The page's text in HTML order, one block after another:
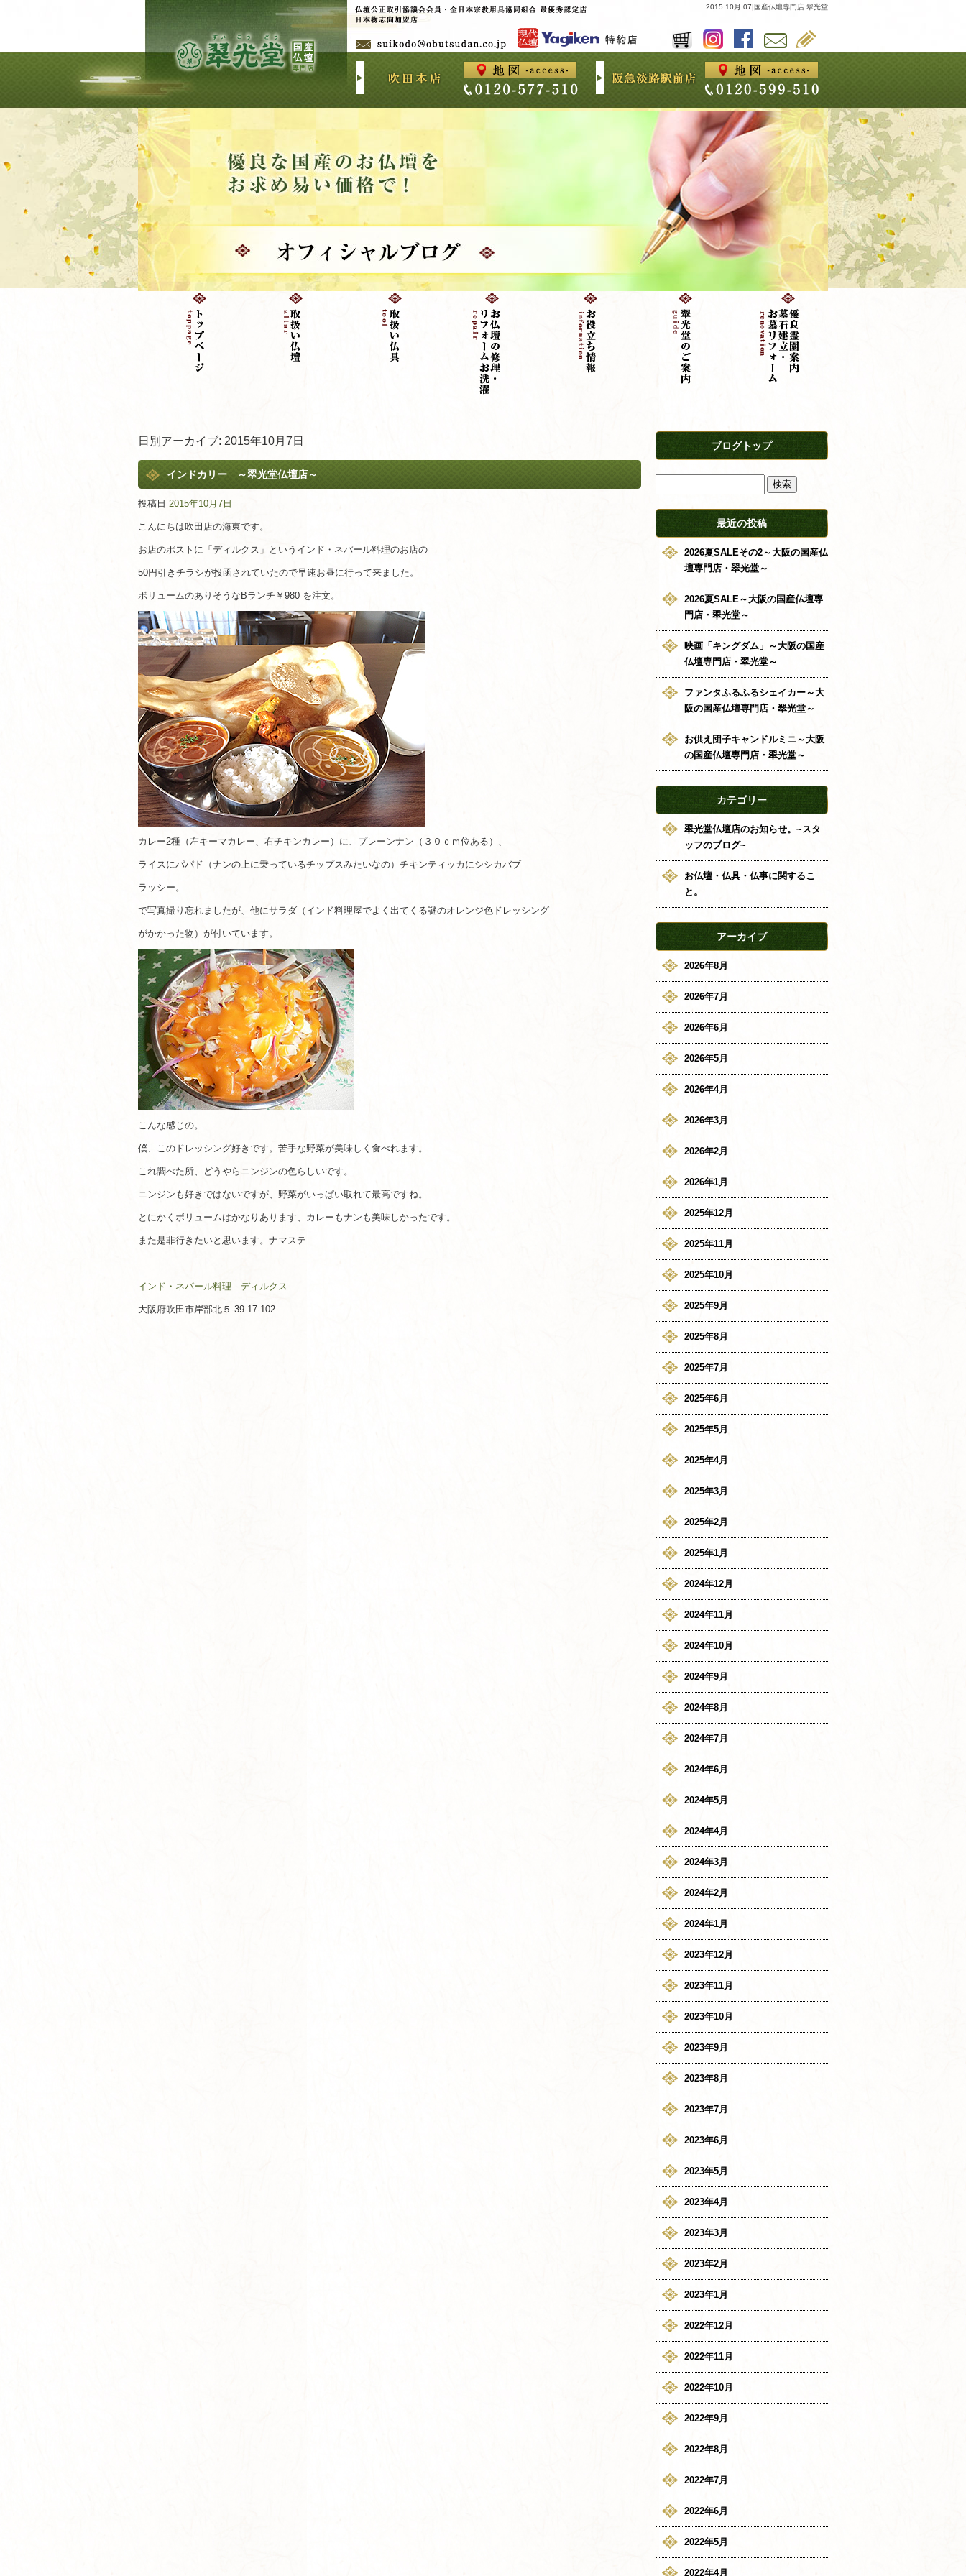
2015 10月 07|国産仏壇専門店 翠光堂
日別アーカイブ: 2015年10月7日
インドカリー ～翠光堂仏壇店～
投稿日 2015年10月7日
こんにちは吹田店の海東です。
お店のポストに「ディルクス」というインド・ネパール料理のお店の
50円引きチラシが投函されていたので早速お昼に行って来ました。
ボリュームのありそうなBランチ￥980 を注文。
カレー2種（左キーマカレー、右チキンカレー）に、プレーンナン（３０ｃｍ位ある）、
ライスにパパド（ナンの上に乗っているチップスみたいなの）チキンティッカにシシカバブ
ラッシー。
で写真撮り忘れましたが、他にサラダ（インド料理屋でよく出てくる謎のオレンジ色ドレッシング
がかかった物）が付いています。
こんな感じの。
僕、このドレッシング好きです。苦手な野菜が美味しく食べれます。
これ調べた所、どうやらニンジンの色らしいです。
ニンジンも好きではないですが、野菜がいっぱい取れて最高ですね。
とにかくボリュームはかなりあります、カレーもナンも美味しかったです。
また是非行きたいと思います。ナマステ
インド・ネパール料理 ディルクス
大阪府吹田市岸部北５-39-17-102
ブログトップ
最近の投稿
2026夏SALEその2～大阪の国産仏
壇専門店・翠光堂～
2026夏SALE～大阪の国産仏壇専
門店・翠光堂～
映画「キングダム」～大阪の国産
仏壇専門店・翠光堂～
ファンタふるふるシェイカー～大
阪の国産仏壇専門店・翠光堂～
お供え団子キャンドルミニ～大阪
の国産仏壇専門店・翠光堂～
カテゴリー
翠光堂仏壇店のお知らせ。~スタ
ッフのブログ~
お仏壇・仏具・仏事に関するこ
と。
アーカイブ
2026年8月
2026年7月
2026年6月
2026年5月
2026年4月
2026年3月
2026年2月
2026年1月
2025年12月
2025年11月
2025年10月
2025年9月
2025年8月
2025年7月
2025年6月
2025年5月
2025年4月
2025年3月
2025年2月
2025年1月
2024年12月
2024年11月
2024年10月
2024年9月
2024年8月
2024年7月
2024年6月
2024年5月
2024年4月
2024年3月
2024年2月
2024年1月
2023年12月
2023年11月
2023年10月
2023年9月
2023年8月
2023年7月
2023年6月
2023年5月
2023年4月
2023年3月
2023年2月
2023年1月
2022年12月
2022年11月
2022年10月
2022年9月
2022年8月
2022年7月
2022年6月
2022年5月
2022年4月